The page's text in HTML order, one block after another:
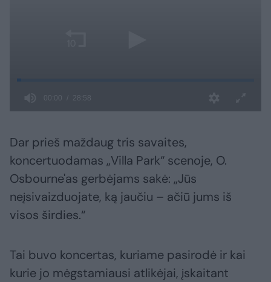
Dar prieš maždaug tris savaites,
koncertuodamas „Villa Park“ scenoje, O.
Osbourne'as gerbėjams sakė: „Jūs
neįsivaizduojate, ką jaučiu – ačiū jums iš
visos širdies.“
Tai buvo koncertas, kuriame pasirodė ir kai
kurie jo mėgstamiausi atlikėjai, įskaitant